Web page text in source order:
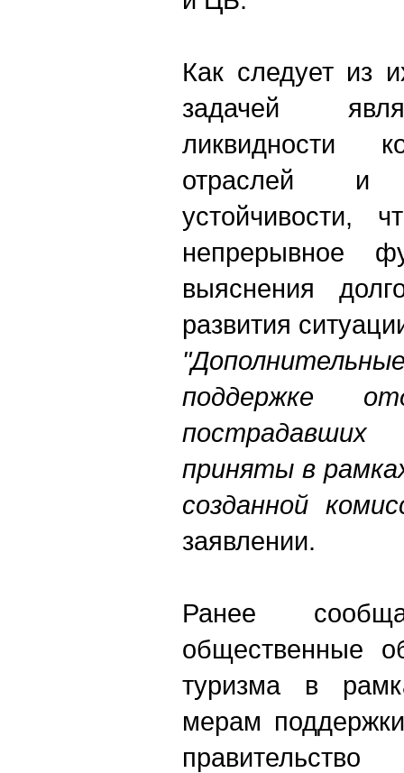
Как следует из
задачей
ликвидности
отраслей и
устойчивости,
непрерывное
выяснения
развития
поддержке
приняты в
созданной
заявлении.
Ранее
общественные
туризма в
мерам